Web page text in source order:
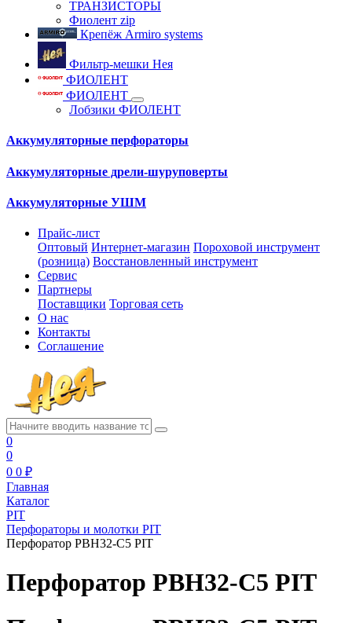
ТРАНЗИСТОРЫ
Фиолент zip
Крепёж Armiro systems
Фильтр-мешки Нея
ФИОЛЕНТ
ФИОЛЕНТ
Лобзики ФИОЛЕНТ
Аккумуляторные перфораторы
Аккумуляторные дрели-шуруповерты
Аккумуляторные УШМ
Прайс-лист
Оптовый Интернет-магазин Пороховой инструмент
(розница) Восстановленный инструмент
Сервис
Партнеры
Поставщики Торговая сеть
О нас
Контакты
Соглашение
0
0
0 0 ₽
Главная
Каталог
PIT
Перфораторы и молотки PIT
Перфоратор PBH32-C5 PIT
Перфоратор PBH32-C5 PIT